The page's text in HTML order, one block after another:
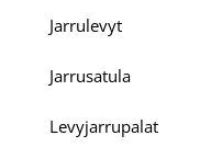
Jarrulevyt
Jarrusatula
Levyjarrupalat